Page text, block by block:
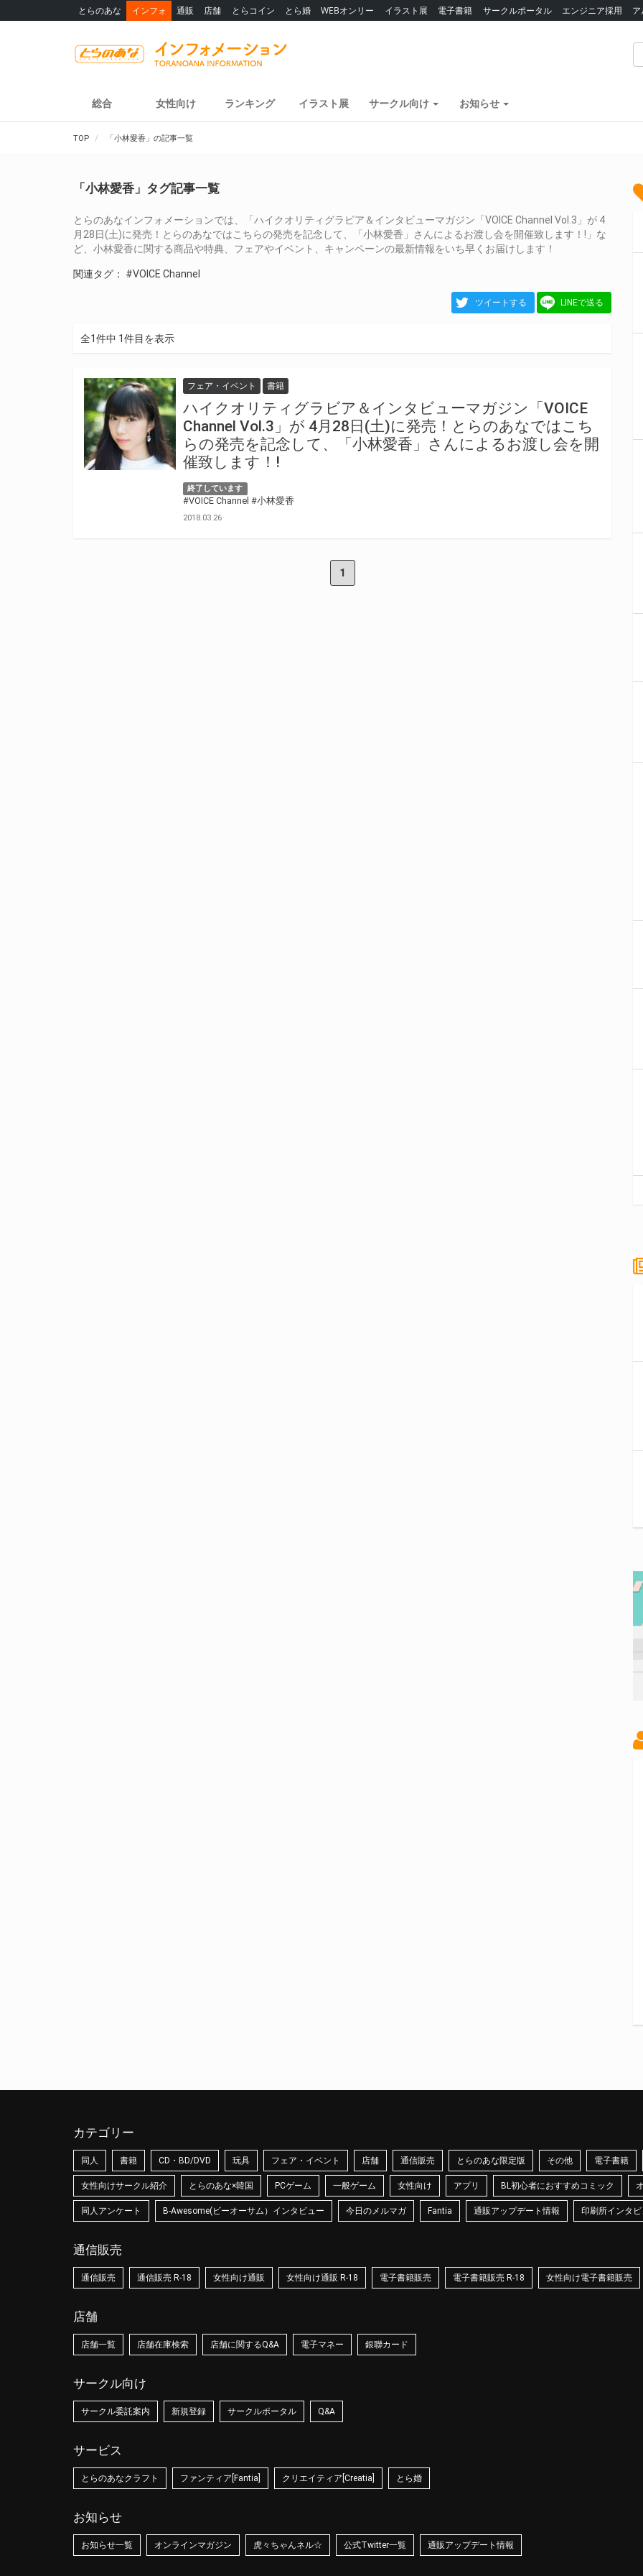
とらのあな インフォ 通販 店舗 とらコイン とら婚 WEBオンリー イラスト展 電子書籍 サークルポータル エンジニア採用
総合 女性向け ランキング イラスト展 サークル向け お知らせ
TOP 「小林愛香」の記事一覧
「小林愛香」タグ記事一覧
とらのあなインフォメーションでは、「ハイクオリティグラビア＆インタビューマガジン「VOICE Channel Vol.3」が 4
月28日(土)に発売！とらのあなではこちらの発売を記念して、「小林愛香」さんによるお渡し会を開催致します！!」な
ど、小林愛香に関する商品や特典、フェアやイベント、キャンペーンの最新情報をいち早くお届けします！
関連タグ： #VOICE Channel
ツイートする LINEで送る
全1件中 1件目を表示
フェア・イベント 書籍
ハイクオリティグラビア＆インタビューマガジン「VOICE
Channel Vol.3」が 4月28日(土)に発売！とらのあなではこち
らの発売を記念して、「小林愛香」さんによるお渡し会を開
催致します！!
終了しています
#VOICE Channel #小林愛香
2018.03.26
1
カテゴリー
同人 書籍 CD・BD/DVD 玩具 フェア・イベント 店舗 通信販売 とらのあな限定版 その他 電子書籍
女性向けサークル紹介 とらのあな×韓国 PCゲーム 一般ゲーム 女性向け アプリ BL初心者におすすめコミック
同人アンケート B-Awesome(ビーオーサム）インタビュー 今日のメルマガ Fantia 通販アップデート情報 印刷所インタ
通信販売
通信販売 通信販売 R-18 女性向け通販 女性向け通販 R-18 電子書籍販売 電子書籍販売 R-18 女性向け電子書籍販売
店舗
店舗一覧 店舗在庫検索 店舗に関するQ&A 電子マネー 銀聯カード
サークル向け
サークル委託案内 新規登録 サークルポータル Q&A
サービス
とらのあなクラフト ファンティア[Fantia] クリエイティア[Creatia] とら婚
お知らせ
お知らせ一覧 オンラインマガジン 虎々ちゃんネル☆ 公式Twitter一覧 通販アップデート情報